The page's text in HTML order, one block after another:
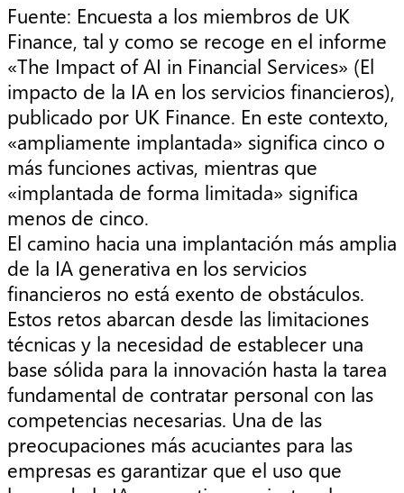
Fuente: Encuesta a los miembros de UK
Finance, tal y como se recoge en el informe
«The Impact of AI in Financial Services» (El
impacto de la IA en los servicios financieros),
publicado por UK Finance. En este contexto,
«ampliamente implantada» significa cinco o
más funciones activas, mientras que
«implantada de forma limitada» significa
menos de cinco.
El camino hacia una implantación más amplia
de la IA generativa en los servicios
financieros no está exento de obstáculos.
Estos retos abarcan desde las limitaciones
técnicas y la necesidad de establecer una
base sólida para la innovación hasta la tarea
fundamental de contratar personal con las
competencias necesarias. Una de las
preocupaciones más acuciantes para las
empresas es garantizar que el uso que